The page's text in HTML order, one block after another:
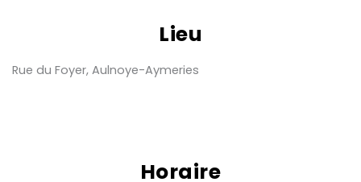
Lieu
Rue du Foyer, Aulnoye-Aymeries
Horaire